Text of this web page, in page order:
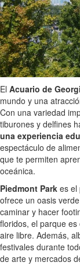
El Acuario de
mundo y una
Con una variedad
tiburones y delfines
una experiencia
espectáculo de
que te permiten
oceánica.
Piedmont Park es el
ofrece un oasis
caminar y hacer
floridos, el parque
aire libre. Además,
festivales durante
de arte y mercados